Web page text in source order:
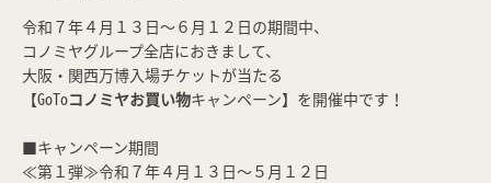
令和７年４月１３日～６月１２日の期間中、
コノミヤグループ全店におきまして、
大阪・関西万博入場チケットが当たる
【GoToコノミヤお買い物キャンペーン】を開催中です！
■キャンペーン期間
≪第１弾≫令和７年４月１３日～５月１２日